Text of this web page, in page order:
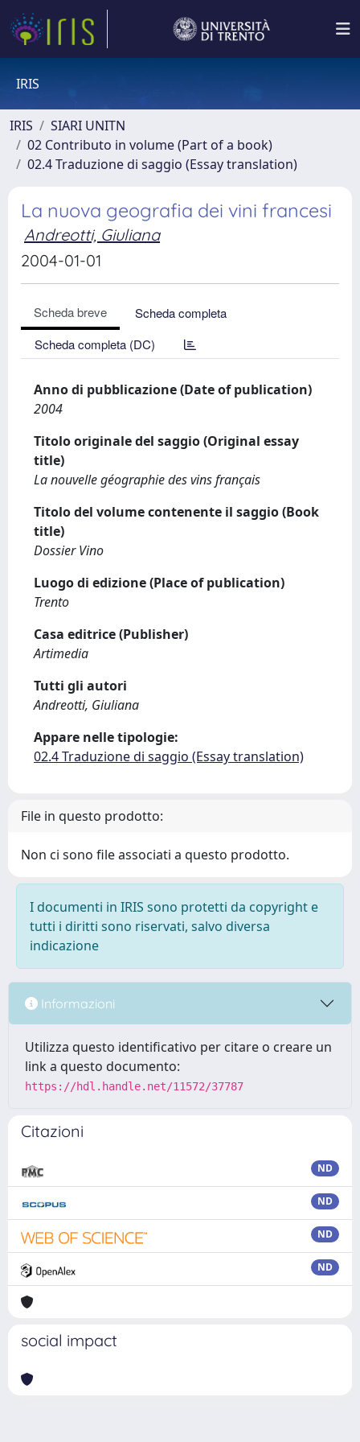
IRIS
IRIS
SIARI UNITN
02 Contributo in volume (Part of a book)
02.4 Traduzione di saggio (Essay translation)
La nuova geografia dei vini francesi
Andreotti, Giuliana
2004-01-01
Scheda breve
Scheda completa
Scheda completa (DC)
Anno di pubblicazione (Date of publication)
2004
Titolo originale del saggio (Original essay
title)
La nouvelle géographie des vins français
Titolo del volume contenente il saggio (Book
title)
Dossier Vino
Luogo di edizione (Place of publication)
Trento
Casa editrice (Publisher)
Artimedia
Tutti gli autori
Andreotti, Giuliana
Appare nelle tipologie:
02.4 Traduzione di saggio (Essay translation)
File in questo prodotto:
Non ci sono file associati a questo prodotto.
I documenti in IRIS sono protetti da copyright e
tutti i diritti sono riservati, salvo diversa
indicazione
Informazioni
Utilizza questo identificativo per citare o creare un
link a questo documento:
https://hdl.handle.net/11572/37787
Citazioni
ND
ND
ND
ND
social impact